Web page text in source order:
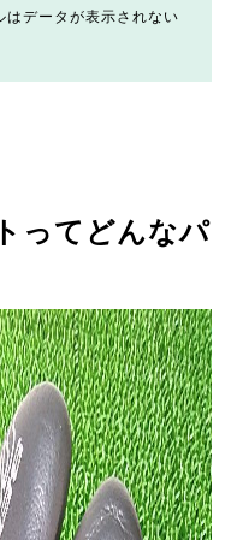
はデータが表示されない
ってどんなパ